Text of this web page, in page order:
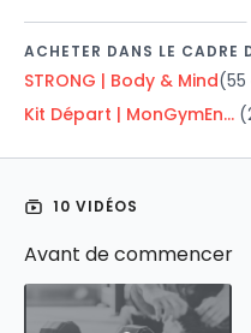
tes mesures corporelles
physiques.
Il est recommandé de
début d'un programme
celui-ci. Tu peux
chaque 6 à 8 semaines
voie, selon tes objectifs.
3 TESTS POUR FORCE ET
Chaise
Burpees
Ninja Tuck Jumps
ACHETER DANS LE CADRE
STRONG | Body & Mind
Kit Départ | MonGymEnLigne
10 VIDÉOS
Avant de commencer